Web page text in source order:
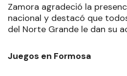
Zamora agradeció la
nacional y destacó que
del Norte Grande le dan su
Juegos en Formosa